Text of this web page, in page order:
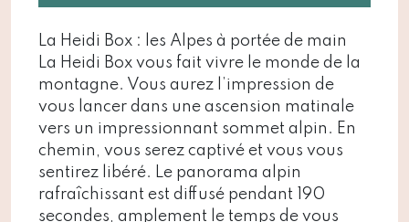
La Heidi Box : les Alpes à portée de main
La Heidi Box vous fait vivre le monde de la
montagne. Vous aurez l’impression de
vous lancer dans une ascension matinale
vers un impressionnant sommet alpin. En
chemin, vous serez captivé et vous vous
sentirez libéré. ​​Le panorama alpin
rafraîchissant est diffusé pendant 190
secondes, amplement le temps de vous